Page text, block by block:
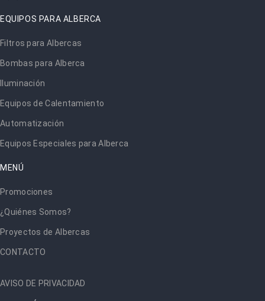
EQUIPOS PARA ALBERCA
Filtros para Albercas
Bombas para Alberca
Iluminación
Equipos de Calentamiento
Automatización
Equipos Especiales para Alberca
MENÚ
Promociones
¿Quiénes Somos?
Proyectos de Albercas
CONTACTO
AVISO DE PRIVACIDAD